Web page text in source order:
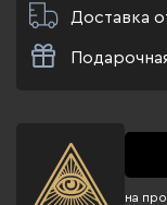
Доставка
на